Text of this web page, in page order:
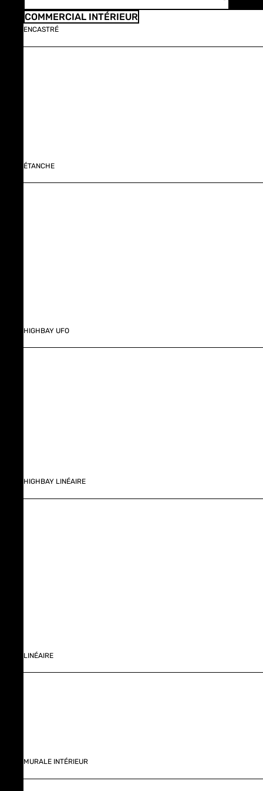
COMMERCIAL INTÉRIEUR
ENCASTRÉ
ÉTANCHE
HIGHBAY UFO
HIGHBAY LINÉAIRE
LINÉAIRE
MURALE INTÉRIEUR